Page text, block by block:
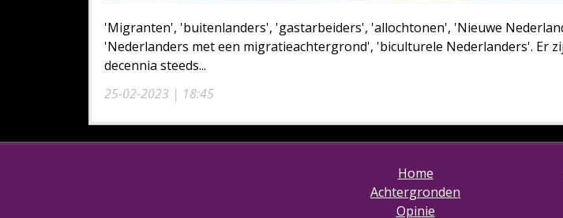
25-02-2023 | 18:45
'Migranten', 'buitenlanders', 'gastarbeiders', 'allochtonen', 'Nieuwe
'Nederlanders met een migratieachtergrond', 'biculturele Nederlanders'. Er
decennia steeds...
Home
Achtergronden
Opinie